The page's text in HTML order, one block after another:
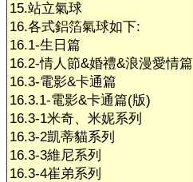
15.站立氣球
16.各式鋁箔氣球如下:
16.1-生日篇
16.2-情人節&婚禮&浪漫愛情篇
16.3-電影&卡通篇
16.3.1-電影&卡通篇(版)
16.3-1米奇、米妮系列
16.3-2凱蒂貓系列
16.3-3維尼系列
16.3-4崔弟系列